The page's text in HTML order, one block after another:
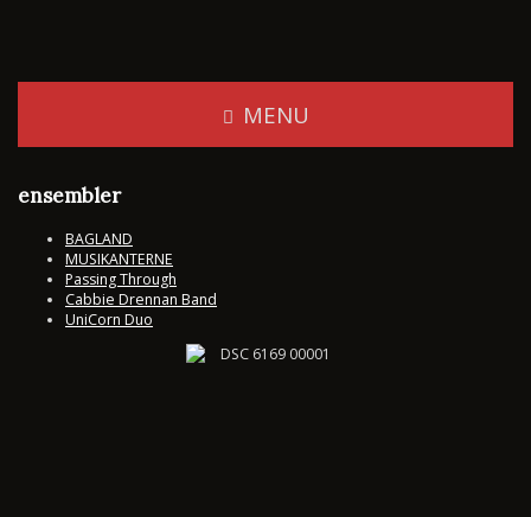
MENU
ensembler
BAGLAND
MUSIKANTERNE
Passing Through
Cabbie Drennan Band
UniCorn Duo